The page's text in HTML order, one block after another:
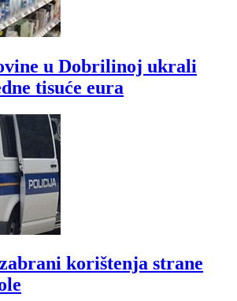
u Dobrilinoj ukrali
tisuće eura
korištenja strane